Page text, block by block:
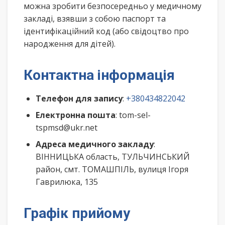
можна зробити безпосередньо у медичному
закладі, взявши з собою паспорт та
ідентифікаційний код (або свідоцтво про
народження для дітей).
Контактна інформація
Телефон для запису: +380434822042
Електронна пошта: tom-sel-
tspmsd@ukr.net
Адреса медичного закладу:
ВІННИЦЬКА область, ТУЛЬЧИНСЬКИЙ
район, смт. ТОМАШПІЛЬ, вулиця Ігоря
Гаврилюка, 135
Графік прийому